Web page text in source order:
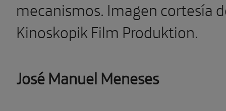
mecanismos. Imagen cortesía
Kinoskopik Film Produktion.
José Manuel Meneses